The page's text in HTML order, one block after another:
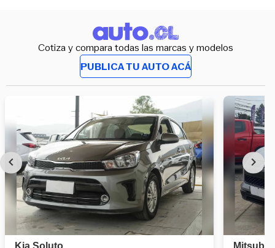
Cotiza y compara todas las marcas y modelos
PUBLICA TU AUTO ACÁ